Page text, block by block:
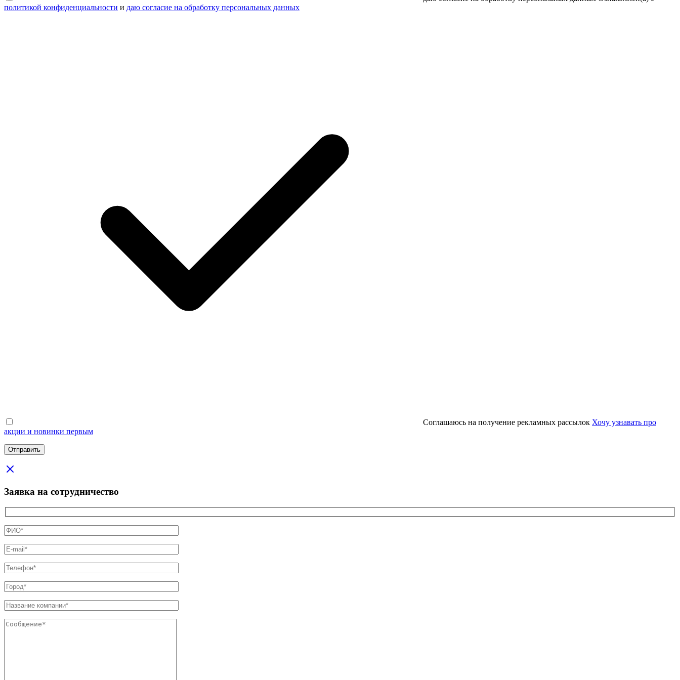
политикой конфиденциальности и даю согласие на обработку персональных данных
Соглашаюсь на получение рекламных рассылок Хочу узнавать про
акции и новинки первым
Заявка на сотрудничество